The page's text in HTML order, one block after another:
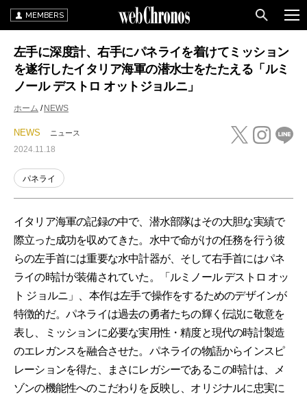
MEMBERS
左手に深度計、右手にパネライを着けてミッション
を遂行したイタリア海軍の潜水士をたたえる「ルミ
ノール デストロ オットジョルニ」
ホーム NEWS
NEWS ニュース
2024.11.18
パネライ
イタリア海軍の記録の中で、潜水部隊はその大胆な実績で
際立った成功を収めてきた。水中で命がけの任務を行う彼
らの左手首には重要な水中計器が、そして右手首にはパネ
ライの時計が装備されていた。「ルミノール デストロ オッ
ト ジョルニ」、本作は左手で操作をするためのデザインが
特徴的だ。パネライは過去の勇者たちの輝く伝説に敬意を
表し、ミッションに必要な実用性・精度と現代の時計製造
のエレガンスを融合させた。パネライの物語からインスピ
レーションを得た、まさにレガシーであるこの時計は、メ
ゾンの機能性へのこだわりを反映し、オリジナルに忠実に